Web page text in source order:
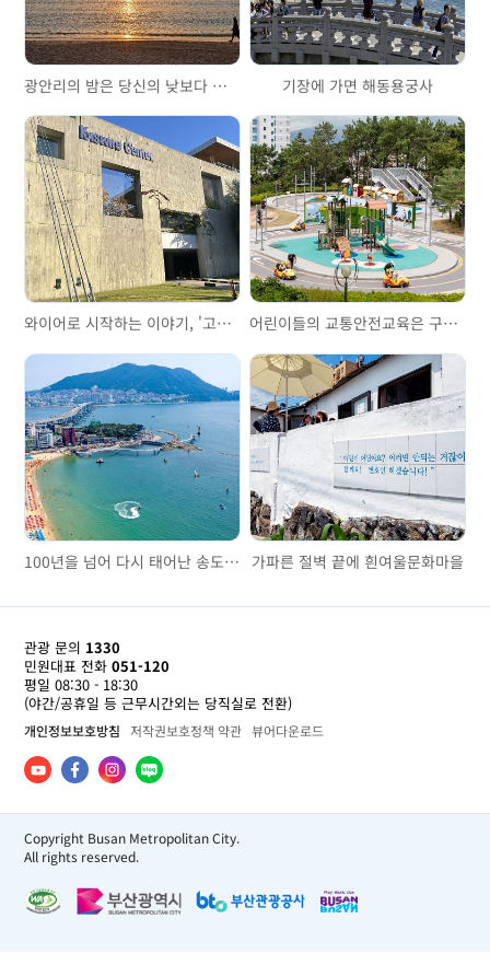
광안리의 밤은 당신의 낮보다 아름답다 기장에 가면 해동용궁사
와이어로 시작하는 이야기, '고려제강기념관'을 걷다 어린이들의 교통안전교육은 구포어린이교통공원에서
100년을 넘어 다시 태어난 송도해수욕장 가파른 절벽 끝에 흰여울문화마을
관광 문의 1330
민원대표 전화 051-120
평일 08:30 - 18:30
(야간/공휴일 등 근무시간외는 당직실로 전환)
개인정보보호방침 저작권보호정책 약관 뷰어다운로드
Copyright Busan Metropolitan City.
All rights reserved.